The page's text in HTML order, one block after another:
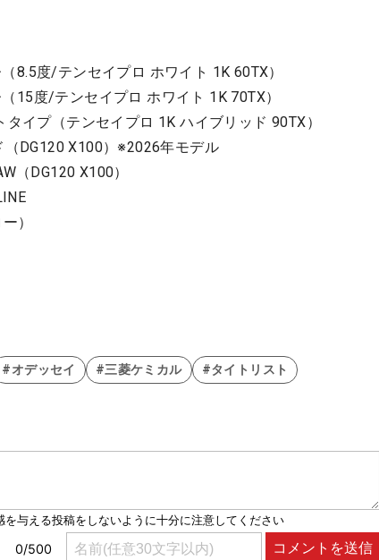
度/テンセイプロ ホワイト 1K 60TX）
度/テンセイプロ ホワイト 1K 70TX）
イプ（テンセイプロ 1K ハイブリッド 90TX）
DG120 X100）※2026年モデル
（DG120 X100）
）
#オデッセイ #三菱ケミカル
#タイトリスト